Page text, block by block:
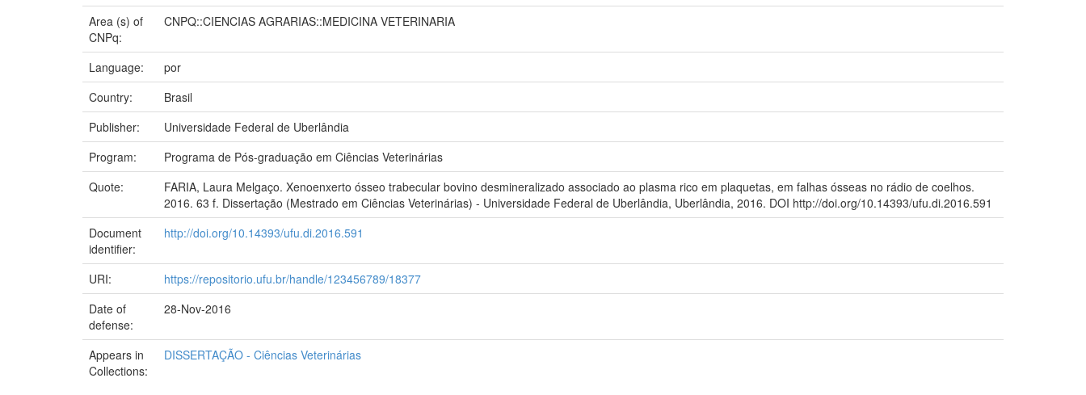
Area (s) of
CNPq:
CNPQ::CIENCIAS AGRARIAS::MEDICINA VETERINARIA
Language:
por
Country:
Brasil
Publisher:
Universidade Federal de Uberlândia
Program:
Programa de Pós-graduação em Ciências Veterinárias
Quote:
FARIA, Laura Melgaço. Xenoenxerto ósseo trabecular bovino desmineralizado associado ao plasma rico em plaquetas, em falhas ósseas no rádio de coelhos.
2016. 63 f. Dissertação (Mestrado em Ciências Veterinárias) - Universidade Federal de Uberlândia, Uberlândia, 2016. DOI http://doi.org/10.14393/ufu.di.2016.591
Document
identifier:
http://doi.org/10.14393/ufu.di.2016.591
URI:
https://repositorio.ufu.br/handle/123456789/18377
Date of
defense:
28-Nov-2016
Appears in
Collections:
DISSERTAÇÃO - Ciências Veterinárias